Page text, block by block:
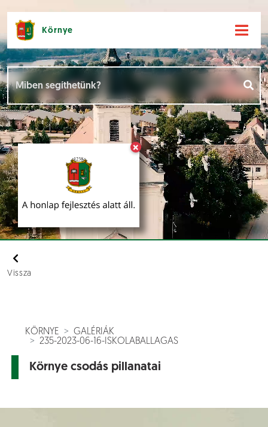
×
Környe
Vissza
KÖRNYE
GALÉRIÁK
235-2023-06-16-ISKOLABALLAGAS
Környe csodás pillanatai
Hírek [ ]
Események []
Dokumentumok []
Aloldalak [ ]